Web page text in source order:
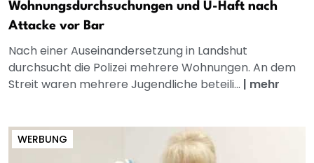
Wohnungsdurchsuchungen und U-Haft nach
Attacke vor Bar
Nach einer Auseinandersetzung in Landshut
durchsucht die Polizei mehrere Wohnungen. An dem
Streit waren mehrere Jugendliche beteili... | mehr
WERBUNG